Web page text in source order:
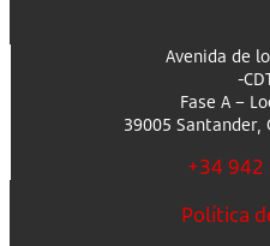
Avenida de
-
Fase A –
39005 Santander,
+34 942
Política